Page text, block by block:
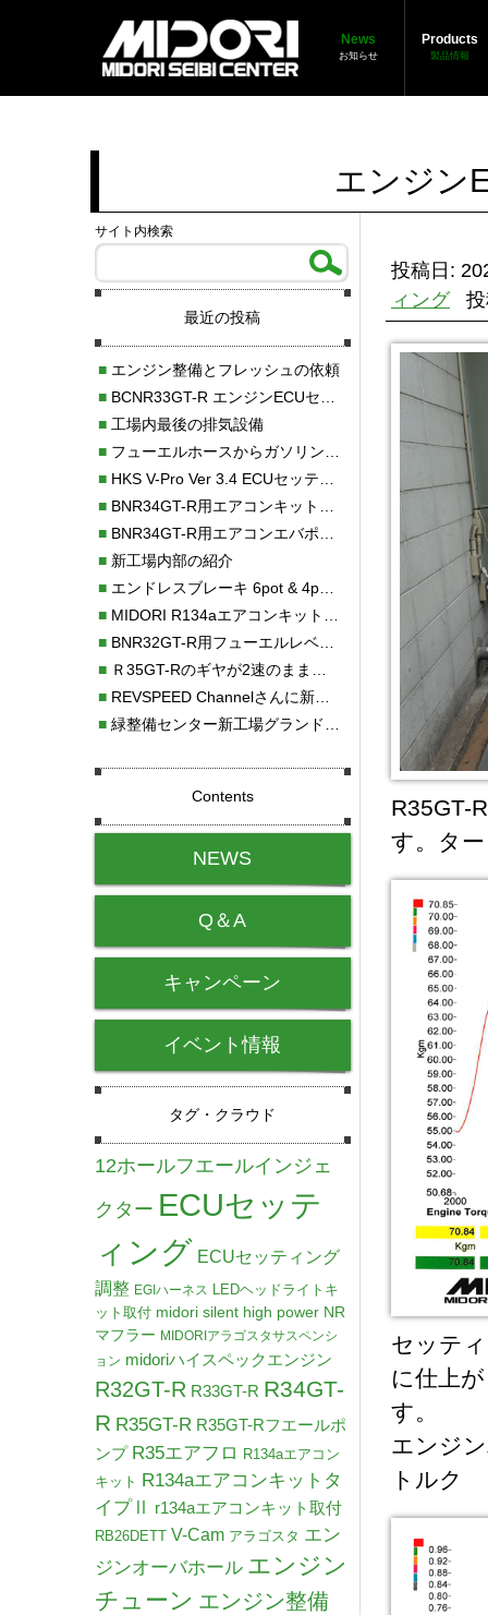
News
お知らせ
Products
製品情報
エンジン
投稿日:
ィング
R35GT-
す。タ
セッテ
に仕上
す。
エンジ
トル
サイト内検索
最近の投稿
■エンジン整備とフレッシュの依頼
■BCNR33GT-R エンジンECUセッティング調整
■工場内最後の排気設備
■フューエルホースからガソリン漏れ
■HKS V-Pro Ver 3.4 ECUセッティング
■BNR34GT-R用エアコンキット新発売！！
■BNR34GT-R用エアコンエバポレーターを新発売！！
■新工場内部の紹介
■エンドレスブレーキ 6pot & 4potオーバーホール
■MIDORI R134aエアコンキットタイプⅡ取り付け
■BNR32GT-R用フューエルレベルセンサー新発売！！
■Ｒ35GT-Rのギヤが2速のまま変速しない！！
■REVSPEED Channelさんに新社屋を紹介していただきました!!
■緑整備センター新工場グランドオープン・続報
Contents
NEWS
Q＆A
キャンペーン
イベント情報
タグ・クラウド
12ホールフエールインジェ
クター ECUセッテ
ィング ECUセッティング
調整 EGIハーネス LEDヘッドライトキ
ット取付 midori silent high power NR
マフラー MIDORIアラゴスタサスペンシ
ョン midoriハイスペックエンジン
R32GT-R R33GT-R R34GT-
R R35GT-R R35GT-Rフエールポ
ンプ R35エアフロ R134aエアコン
キット R134aエアコンキットタ
イプⅡ
r134aエアコンキット取付
RB26DETT V-Cam アラゴスタ エン
ジンオーバホール エンジン
チューン エンジン整備